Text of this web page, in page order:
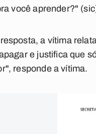
você aprender?"
a vítima
e justifica que
responde a vítima.